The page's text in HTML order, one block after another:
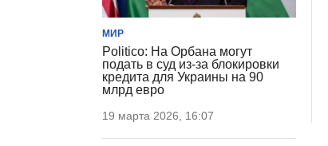
МИР
Politico: На Орбана могут
подать в суд из-за блокировки
кредита для Украины на 90
млрд евро
19 марта 2026, 16:07